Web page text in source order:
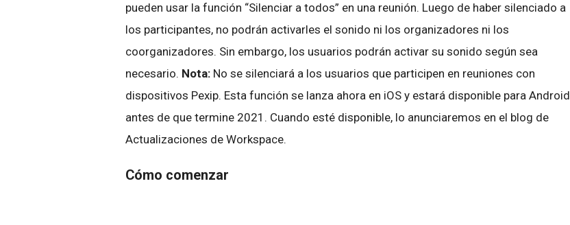
pueden usar la función “Silenciar a todos” en una reunión. Luego de haber silenciado a
los participantes, no podrán activarles el sonido ni los organizadores ni los
coorganizadores. Sin embargo, los usuarios podrán activar su sonido según sea
necesario. Nota: No se silenciará a los usuarios que participen en reuniones con
dispositivos Pexip. Esta función se lanza ahora en iOS y estará disponible para Android
antes de que termine 2021. Cuando esté disponible, lo anunciaremos en el blog de
Actualizaciones de Workspace.
Cómo comenzar